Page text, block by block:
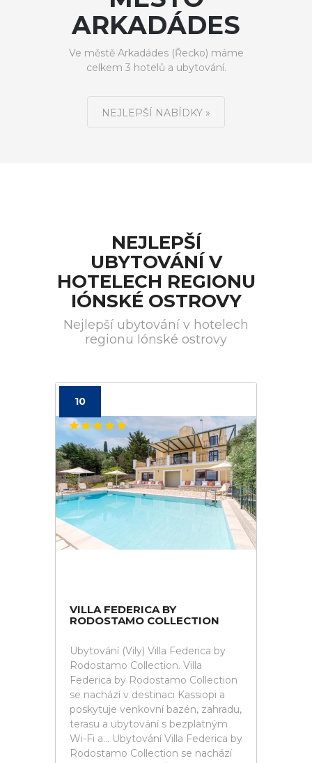
ARKADÁDES
Ve městě Arkadádes (Řecko) máme
celkem 3 hotelů a ubytování.
NEJLEPŠÍ NABÍDKY »
NEJLEPŠÍ
UBYTOVÁNÍ V
HOTELECH REGIONU
IÓNSKÉ OSTROVY
Nejlepší ubytování v hotelech
regionu Iónské ostrovy
10
VILLA FEDERICA BY
RODOSTAMO COLLECTION
Ubytování (Vily) Villa Federica by
Rodostamo Collection. Villa
Federica by Rodostamo Collection
se nachází v destinaci Kassiopi a
poskytuje venkovní bazén, zahradu,
terasu a ubytování s bezplatným
Wi-Fi a... Ubytování Villa Federica by
Rodostamo Collection se nachází